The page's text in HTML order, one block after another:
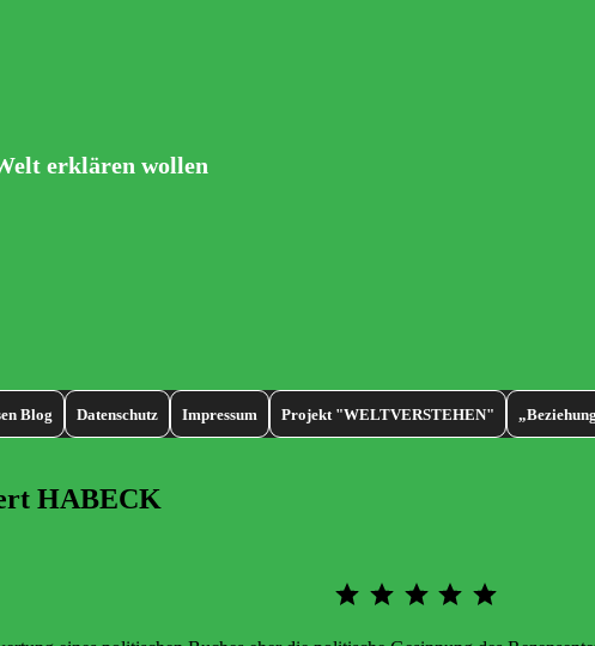
erklären wollen
Blog Datenschutz Impressum Projekt "WELTVERSTEHEN"
HABECK